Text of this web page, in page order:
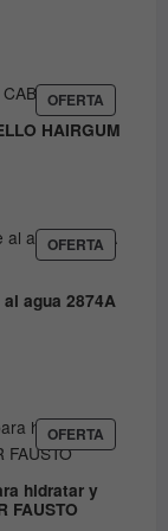
OFERTA
EN
HAIRGUM
OFERTA
EN
agua 2874A
OFERTA
EN
hidratar y
FAUSTO